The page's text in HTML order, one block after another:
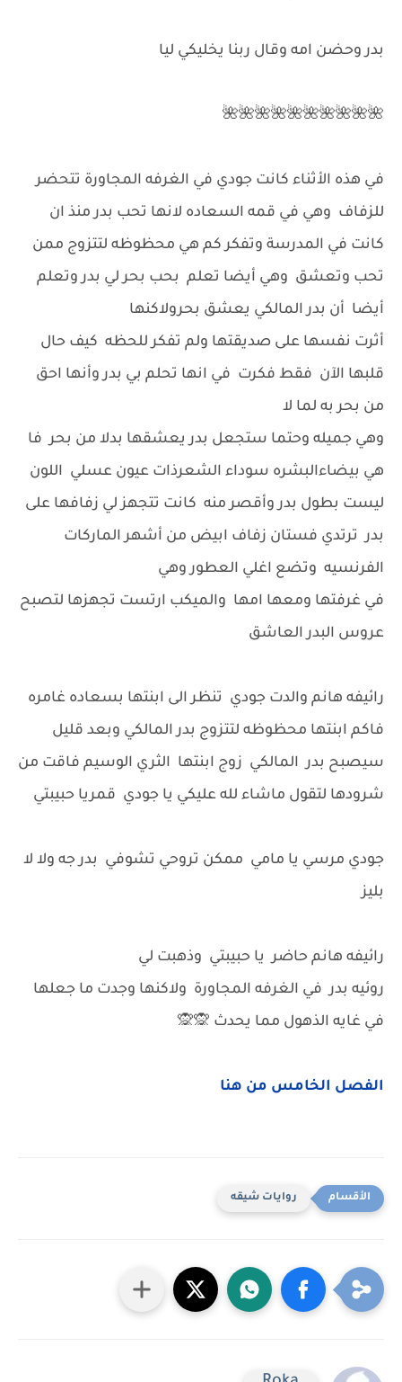
بدر وحضن امه وقال ربنا يخليكي ليا
🌺🌺🌺🌺🌺🌺🌺🌺🌺🌺
في هذه الأثناء كانت جودي في الغرفه المجاورة تتحضر
للزفاف وهي في قمه السعاده لانها تحب بدر منذ ان
كانت في المدرسة وتفكر كم هي محظوظه لتتزوج ممن
تحب وتعشق وهي أيضا تعلم بحب بحر لي بدر وتعلم
أيضا أن بدر المالكي يعشق بحرولاكنها
أثرت نفسها على صديقتها ولم تفكر للحظه كيف حال
قلبها الآن فقط فكرت في انها تحلم بي بدر وأنها احق
من بحر به لما لا
وهي جميله وحتما ستجعل بدر يعشقها بدلا من بحر فا
هي بيضاءالبشره سوداء الشعرذات عيون عسلي اللون
ليست بطول بدر وأقصر منه كانت تتجهز لي زفافها على
بدر ترتدي فستان زفاف ابيض من أشهر الماركات
الفرنسيه وتضع اغلي العطور وهي
في غرفتها ومعها امها والميكب ارتست تجهزها لتصبح
عروس البدر العاشق
رائيفه هانم والدت جودي تنظر الى ابنتها بسعاده غامره
فاكم ابنتها محظوظه لتتزوج بدر المالكي وبعد قليل
سيصبح بدر المالكي زوج ابنتها الثري الوسيم فاقت من
شرودها لتقول ماشاء لله عليكي يا جودي قمريا حبيبتي
جودي مرسي يا مامي ممكن تروحي تشوفي بدر جه ولا لا
بليز
رائيفه هانم حاضر يا حبيبتي وذهبت لي
روئيه بدر في الغرفه المجاورة ولاكنها وجدت ما جعلها
في غايه الذهول مما يحدث 🙊🙊
الفصل الخامس من هنا
روايات شيقه